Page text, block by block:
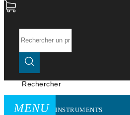
Rechercher
MENU INSTRUMENTS